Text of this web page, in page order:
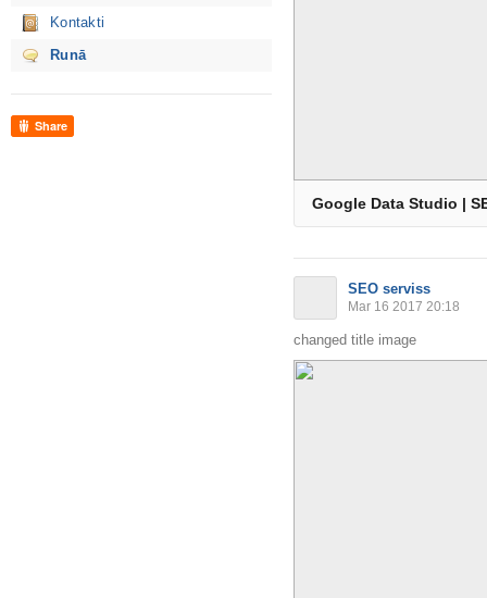
Kontakti
Runā
Share
Google Data Studio |
SEO serviss
Mar 16 2017 20:18
changed title image